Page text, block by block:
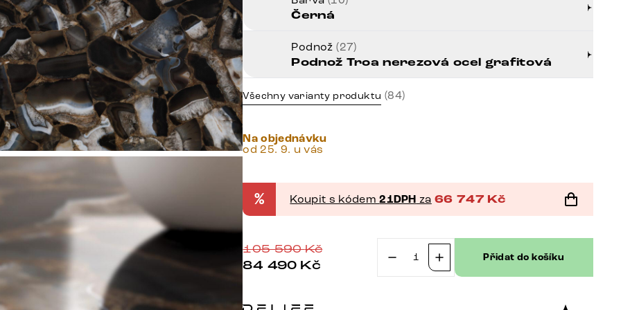
Černá
Podnož(27)
Podnož Troa nerezová ocel grafitová
Všechny varianty produktu (84)
Na objednávku
od 25. 9. u vás
% Koupit s kódem21DPH za 66 747 Kč
105 590Kč
84 490 Kč Přidat do košíku